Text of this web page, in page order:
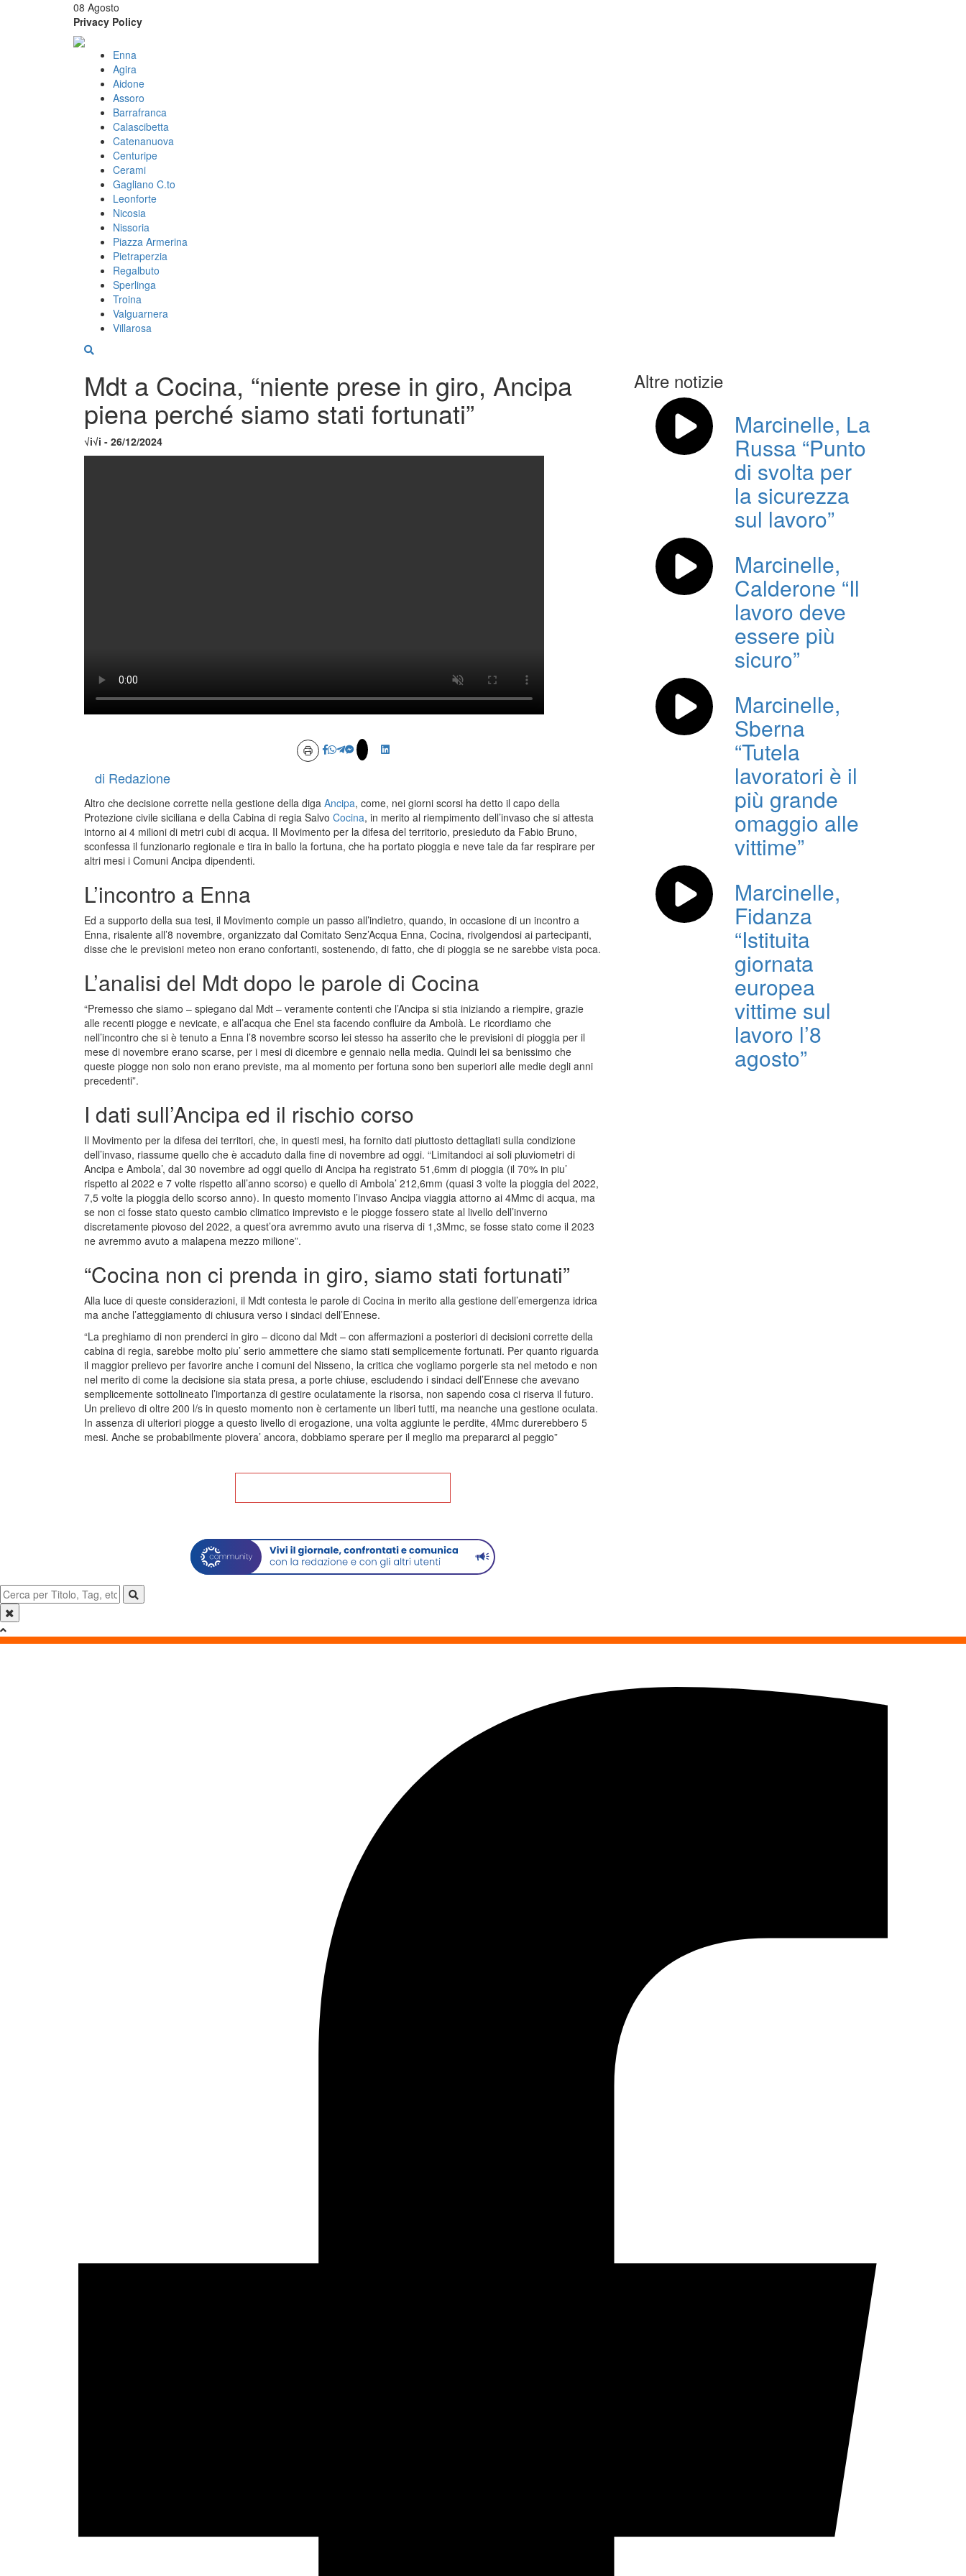
08 Agosto
Privacy Policy
Enna
Agira
Aidone
Assoro
Barrafranca
Calascibetta
Catenanuova
Centuripe
Cerami
Gagliano C.to
Leonforte
Nicosia
Nissoria
Piazza Armerina
Pietraperzia
Regalbuto
Sperlinga
Troina
Valguarnera
Villarosa
Mdt a Cocina, “niente prese in giro, Ancipa
piena perché siamo stati fortunati”
√i√i - 26/12/2024
di Redazione
Altro che decisione corrette nella gestione della diga Ancipa, come, nei giorni scorsi ha detto il capo della
Protezione civile siciliana e della Cabina di regia Salvo Cocina, in merito al riempimento dell’invaso che si attesta
intorno ai 4 milioni di metri cubi di acqua. Il Movimento per la difesa del territorio, presieduto da Fabio Bruno,
sconfessa il funzionario regionale e tira in ballo la fortuna, che ha portato pioggia e neve tale da far respirare per
altri mesi i Comuni Ancipa dipendenti.
L’incontro a Enna
Ed a supporto della sua tesi, il Movimento compie un passo all’indietro, quando, in occasione di un incontro a
Enna, risalente all’8 novembre, organizzato dal Comitato Senz’Acqua Enna, Cocina, rivolgendosi ai partecipanti,
disse che le previsioni meteo non erano confortanti, sostenendo, di fatto, che di pioggia se ne sarebbe vista poca.
L’analisi del Mdt dopo le parole di Cocina
“Premesso che siamo – spiegano dal Mdt – veramente contenti che l’Ancipa si stia iniziando a riempire, grazie
alle recenti piogge e nevicate, e all’acqua che Enel sta facendo confluire da Ambolà. Le ricordiamo che
nell’incontro che si è tenuto a Enna l’8 novembre scorso lei stesso ha asserito che le previsioni di pioggia per il
mese di novembre erano scarse, per i mesi di dicembre e gennaio nella media. Quindi lei sa benissimo che
queste piogge non solo non erano previste, ma al momento per fortuna sono ben superiori alle medie degli anni
precedenti”.
I dati sull’Ancipa ed il rischio corso
Il Movimento per la difesa dei territori, che, in questi mesi, ha fornito dati piuttosto dettagliati sulla condizione
dell’invaso, riassume quello che è accaduto dalla fine di novembre ad oggi. “Limitandoci ai soli pluviometri di
Ancipa e Ambola’, dal 30 novembre ad oggi quello di Ancipa ha registrato 51,6mm di pioggia (il 70% in piu’
rispetto al 2022 e 7 volte rispetto all’anno scorso) e quello di Ambola’ 212,6mm (quasi 3 volte la pioggia del 2022,
7,5 volte la pioggia dello scorso anno). In questo momento l’invaso Ancipa viaggia attorno ai 4Mmc di acqua, ma
se non ci fosse stato questo cambio climatico imprevisto e le piogge fossero state al livello dell’inverno
discretamente piovoso del 2022, a quest’ora avremmo avuto una riserva di 1,3Mmc, se fosse stato come il 2023
ne avremmo avuto a malapena mezzo milione”.
“Cocina non ci prenda in giro, siamo stati fortunati”
Alla luce di queste considerazioni, il Mdt contesta le parole di Cocina in merito alla gestione dell’emergenza idrica
ma anche l’atteggiamento di chiusura verso i sindaci dell’Ennese.
“La preghiamo di non prenderci in giro – dicono dal Mdt – con affermazioni a posteriori di decisioni corrette della
cabina di regia, sarebbe molto piu’ serio ammettere che siamo stati semplicemente fortunati. Per quanto riguarda
il maggior prelievo per favorire anche i comuni del Nisseno, la critica che vogliamo porgerle sta nel metodo e non
nel merito di come la decisione sia stata presa, a porte chiuse, escludendo i sindaci dell’Ennese che avevano
semplicemente sottolineato l’importanza di gestire oculatamente la risorsa, non sapendo cosa ci riserva il futuro.
Un prelievo di oltre 200 l/s in questo momento non è certamente un liberi tutti, ma neanche una gestione oculata.
In assenza di ulteriori piogge a questo livello di erogazione, una volta aggiunte le perdite, 4Mmc durerebbero 5
mesi. Anche se probabilmente piovera’ ancora, dobbiamo sperare per il meglio ma prepararci al peggio”
Altre notizie
Marcinelle, La
Russa “Punto
di svolta per
la sicurezza
sul lavoro”
Marcinelle,
Calderone “Il
lavoro deve
essere più
sicuro”
Marcinelle,
Sberna
“Tutela
lavoratori è il
più grande
omaggio alle
vittime”
Marcinelle,
Fidanza
“Istituita
giornata
europea
vittime sul
lavoro l’8
agosto”